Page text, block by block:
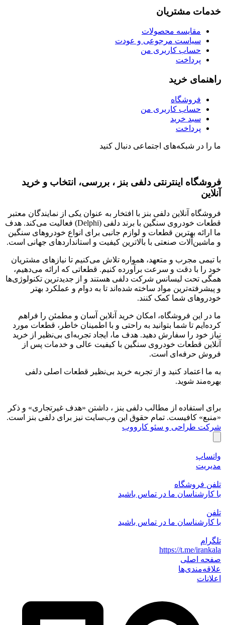
خدمات مشتریان
مقایسه محصولات
سیاست مرجوعی و عودت
حساب کاربری من
پرداخت
راهنمای خرید
فروشگاه
حساب کاربری من
سبد خرید
پرداخت
ما را در شبکه‌های اجتماعی دنبال کنید
فروشگاه اینترنتی دلفی بنز ، بررسی، انتخاب و خرید
آنلاین
فروشگاه آنلاین دلفی بنز با افتخار به عنوان یکی از نمایندگان معتبر
قطعات خودروی سنگین با برند دلفی (Delphi) فعالیت می‌کند. هدف
ما ارائه بهترین قطعات و لوازم جانبی برای انواع خودروهای سنگین
و ماشین‌آلات صنعتی با بالاترین کیفیت و استانداردهای جهانی است.
با تیمی مجرب و متعهد، همواره تلاش می‌کنیم تا نیازهای مشتریان
خود را با دقت و سرعت برآورده کنیم. قطعاتی که ارائه می‌دهیم،
همگی تحت لیسانس شرکت دلفی هستند و از جدیدترین تکنولوژی‌ها
و پیشرفته‌ترین مواد ساخته شده‌اند تا به دوام و عملکرد بهتر
خودروهای شما کمک کنند.
ما در این فروشگاه، امکان خرید آنلاین آسان و مطمئن را فراهم
کرده‌ایم تا شما بتوانید به راحتی و با اطمینان خاطر، قطعات مورد
نیاز خود را سفارش دهید. هدف ما، ایجاد تجربه‌ای بی‌نظیر از خرید
آنلاین قطعات خودروی سنگین با کیفیت عالی و خدمات پس از
فروش حرفه‌ای است.
به ما اعتماد کنید و از تجربه‌ خرید بی‌نظیر قطعات اصلی دلفی
بهره‌مند شوید.
برای استفاده از مطالب دلفی بنز ، داشتن «هدف غیرتجاری» و ذکر
«منبع» کافیست. تمام حقوق اين وب‌سايت نیز برای دلفی بنز است.
شرکت طراحی و سئو کارووب
واتساپ
مدیریت
تلفن فروشگاه
با کارشناسان ما در تماس باشید
تلفن
با کارشناسان ما در تماس باشید
تلگرام
https://t.me/irankala
صفحه اصلی
علاقه‌مندی‌ها
اعلانات